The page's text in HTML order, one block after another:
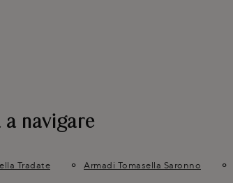
navigare
Tradate Armadi Tomasella Saronno